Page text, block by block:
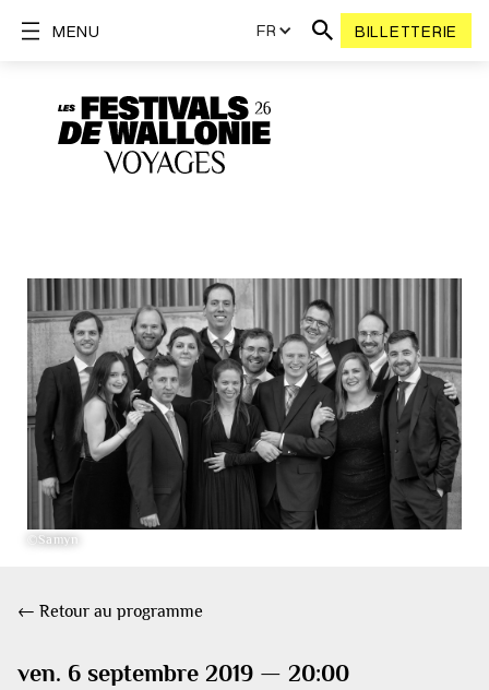
FR BILLETTERIE
MENU
©Samyn
← Retour au programme
ven. 6 septembre 2019 — 20:00